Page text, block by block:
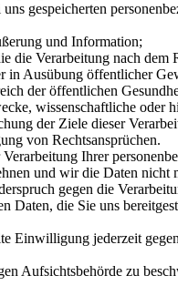
gespeicherten
und Information;
die Verarbeitung nach
in Ausübung öffentlicher
der öffentlichen
wissenschaftliche
der Ziele dieser
von Rechtsansprüchen.
Ihrer
und wir die Daten
gegen die
Daten, die Sie uns
Einwilligung jederzeit
Aufsichtsbehörde zu